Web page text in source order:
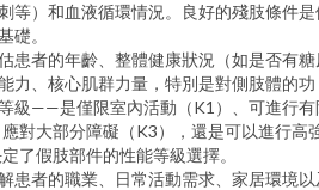
等）和血液循環情況。良好的殘肢條件是
礎。
估患者的年齡、整體健康狀況（如是否有
力、核心肌群力量，特別是對側肢體的功
級——是僅限室內活動（K1）、可進行有
對大部分障礙（K3），還是可以進行高
了假肢部件的性能等級選擇。
解患者的職業、日常活動需求、家居環境